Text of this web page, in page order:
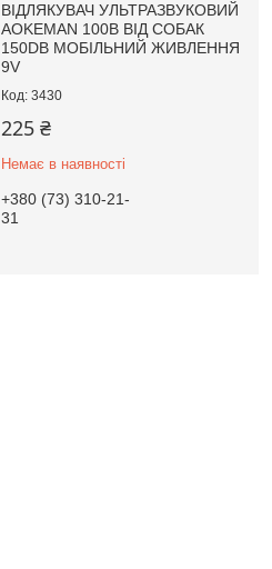
ВІДЛЯКУВАЧ УЛЬТРАЗВУКОВИЙ
AOKEMAN 100B ВІД СОБАК
150DB МОБІЛЬНИЙ ЖИВЛЕННЯ
9V
3430
225 ₴
Немає в наявності
+380 (73) 310-21-
31